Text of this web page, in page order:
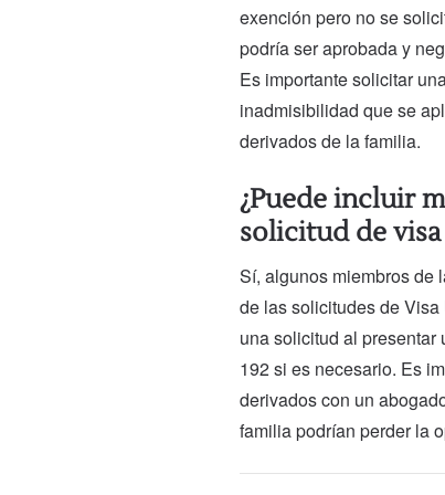
exención pero no se
podría ser aprobada y
Es importante solicitar
inadmisibilidad que se
derivados de la familia.
¿Puede incluir
solicitud de visa
Sí, algunos miembros de
de las solicitudes de
una solicitud al presentar
192 si es necesario. Es
derivados con un
familia podrían perder la